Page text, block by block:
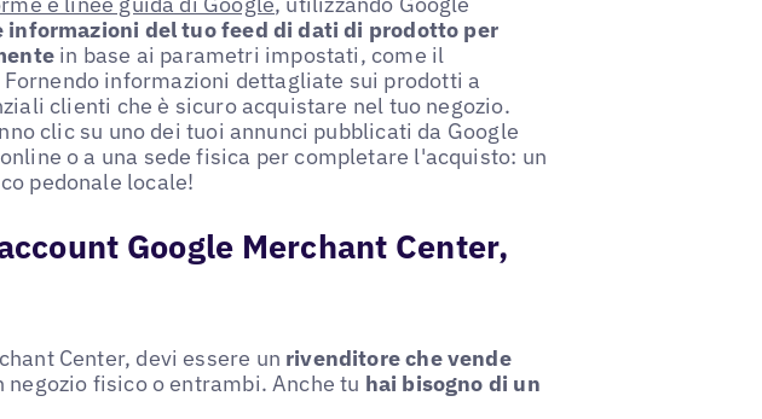
informazioni del tuo feed di dati di prodotto per
in base ai parametri impostati, come il
informazioni dettagliate sui prodotti a
clienti che è sicuro acquistare nel tuo negozio.
clic su uno dei tuoi annunci pubblicati da Google
o a una sede fisica per completare l'acquisto: un
pedonale locale!
Google Merchant Center,
Center, devi essere un rivenditore che vende
fisico o entrambi. Anche tu hai bisogno di un